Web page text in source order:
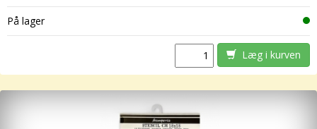
På lager
Læg i kurven